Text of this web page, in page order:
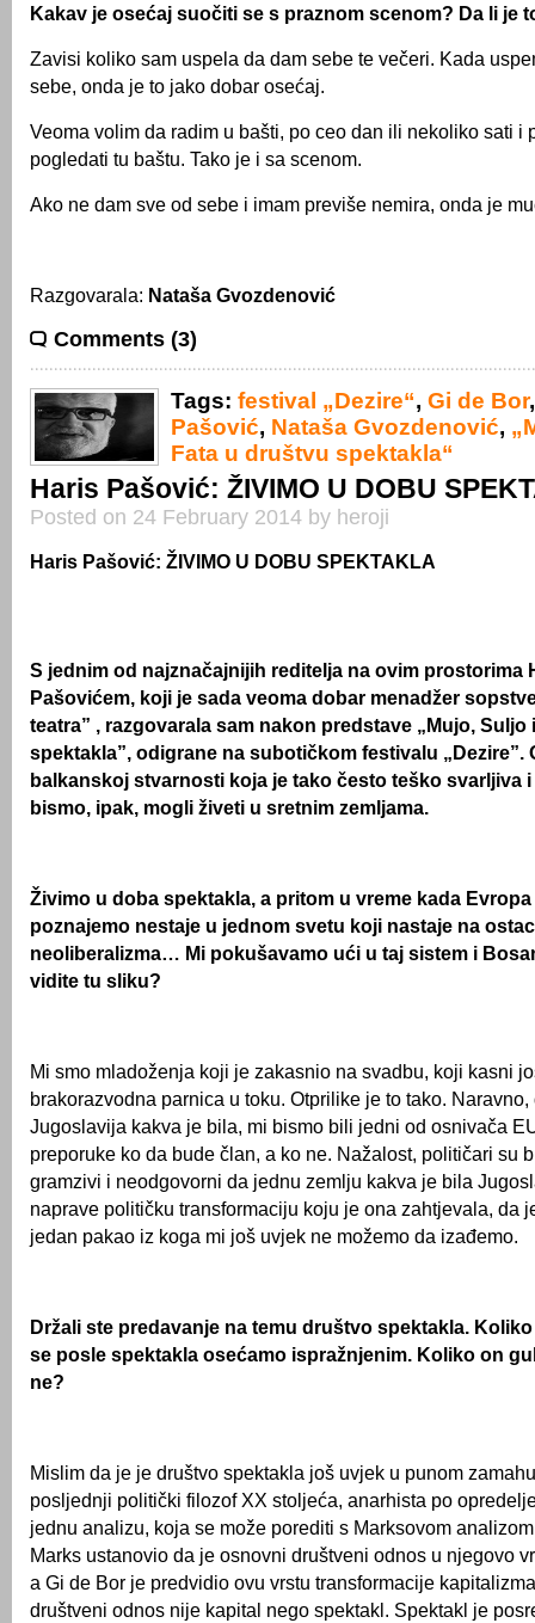
Kakav je osećaj suočiti se s praznom scenom? Da li je
Zavisi koliko sam uspela da dam sebe te večeri. Kada
sebe, onda je to jako dobar osećaj.
Veoma volim da radim u bašti, po ceo dan ili nekoliko sati i
pogledati tu baštu. Tako je i sa scenom.
Ako ne dam sve od sebe i imam previše nemira, onda je
Razgovarala: Nataša Gvozdenović
Comments (3)
Tags: festival „Dezire“, Gi de Bor
Pašović, Nataša Gvozdenović,
Fata u društvu spektakla“
Haris Pašović: ŽIVIMO U DOBU
Posted on 24 February 2014 by heroji
Haris Pašović: ŽIVIMO U DOBU SPEKTAKLA
S jednim od najznačajnijih reditelja na ovim prostorima
Pašovićem, koji je sada veoma dobar menadžer
teatra” , razgovarala sam nakon predstave „Mujo,
spektakla”, odigrane na subotičkom festivalu „Dezire”.
balkanskoj stvarnosti koja je tako često teško svarljiva
bismo, ipak, mogli živeti u sretnim zemljama.
Živimo u doba spektakla, a pritom u vreme kada
poznajemo nestaje u jednom svetu koji nastaje na
neoliberalizma… Mi pokušavamo ući u taj sistem i
vidite tu sliku?
Mi smo mladoženja koji je zakasnio na svadbu, koji kasni
brakorazvodna parnica u toku. Otprilike je to tako.
Jugoslavija kakva je bila, mi bismo bili jedni od osnivača
preporuke ko da bude član, a ko ne. Nažalost, političari su
gramzivi i neodgovorni da jednu zemlju kakva je bila
naprave političku transformaciju koju je ona zahtjevala, da
jedan pakao iz koga mi još uvjek ne možemo da izađemo.
Držali ste predavanje na temu društvo spektakla.
se posle spektakla osećamo ispražnjenim. Koliko on
ne?
Mislim da je je društvo spektakla još uvjek u punom
posljednji politički filozof XX stoljeća, anarhista po
jednu analizu, koja se može porediti s Marksovom
Marks ustanovio da je osnovni društveni odnos u njegovo
a Gi de Bor je predvidio ovu vrstu transformacije
društveni odnos nije kapital nego spektakl. Spektakl je